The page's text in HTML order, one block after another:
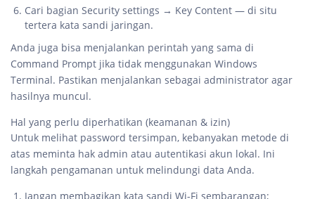
Cari bagian Security settings → Key Content — di situ
tertera kata sandi jaringan.
Anda juga bisa menjalankan perintah yang sama di
Command Prompt jika tidak menggunakan Windows
Terminal. Pastikan menjalankan sebagai administrator agar
hasilnya muncul.
Hal yang perlu diperhatikan (keamanan & izin)
Untuk melihat password tersimpan, kebanyakan metode di
atas meminta hak admin atau autentikasi akun lokal. Ini
langkah pengamanan untuk melindungi data Anda.
Jangan membagikan kata sandi Wi-Fi sembarangan;